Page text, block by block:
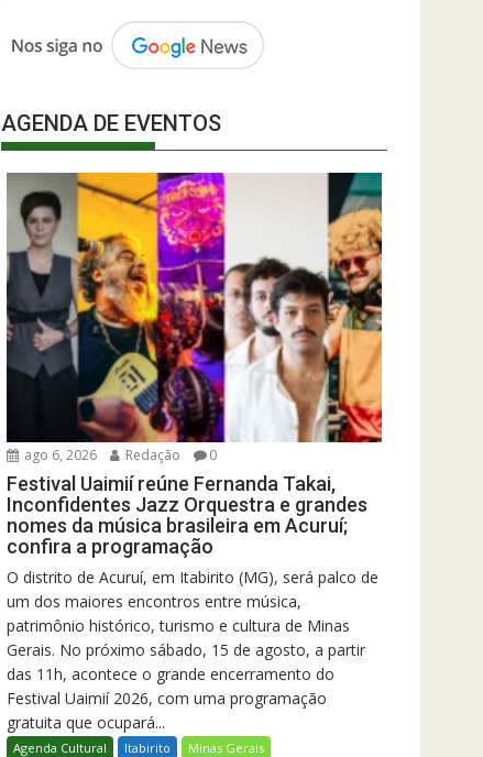
AGENDA DE EVENTOS
ago 6, 2026 Redação 0
Festival Uaimií reúne Fernanda Takai,
Inconfidentes Jazz Orquestra e grandes
nomes da música brasileira em Acuruí;
confira a programação
O distrito de Acuruí, em Itabirito (MG), será palco de
um dos maiores encontros entre música,
patrimônio histórico, turismo e cultura de Minas
Gerais. No próximo sábado, 15 de agosto, a partir
das 11h, acontece o grande encerramento do
Festival Uaimií 2026, com uma programação
gratuita que ocupará...
Agenda Cultural Itabirito Minas Gerais